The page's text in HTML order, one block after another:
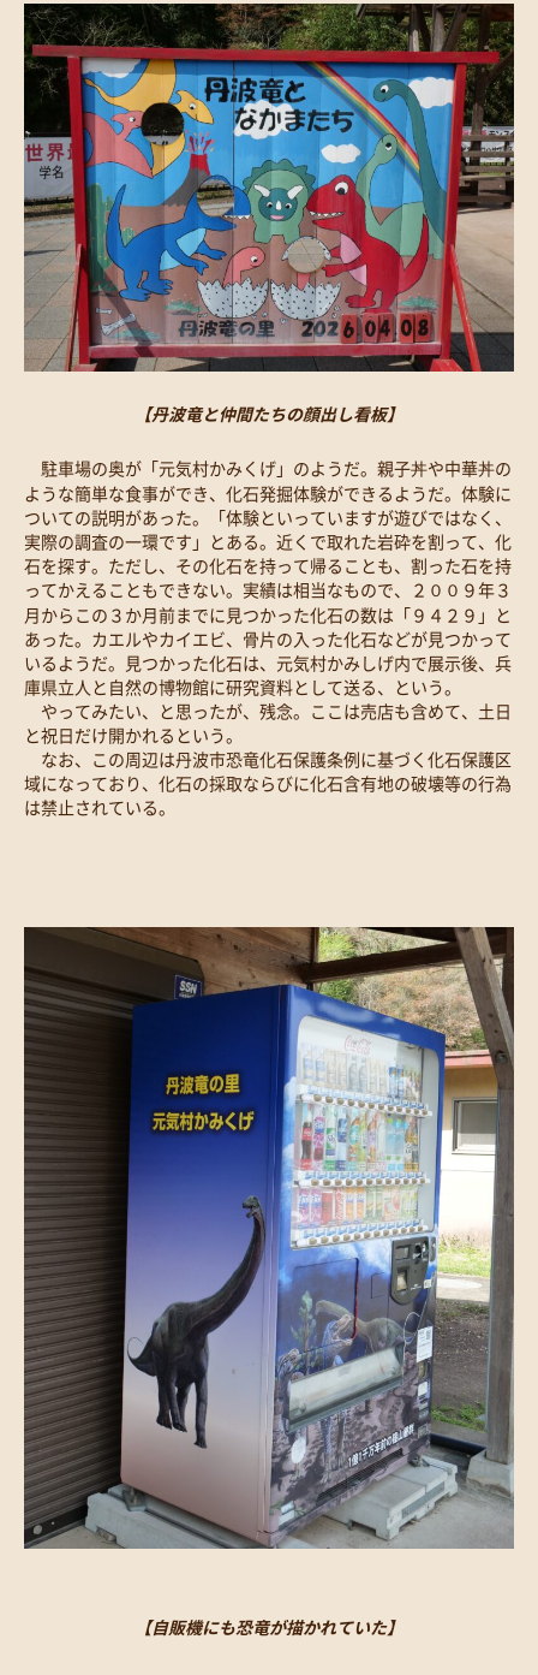
【丹波竜と仲間たちの顔出し看板】
駐車場の奥が「元気村かみくげ」のようだ。親子丼や中華丼の
ような簡単な食事ができ、化石発掘体験ができるようだ。体験に
ついての説明があった。「体験といっていますが遊びではなく、
実際の調査の一環です」とある。近くで取れた岩砕を割って、化
石を探す。ただし、その化石を持って帰ることも、割った石を持
ってかえることもできない。実績は相当なもので、２００９年３
月からこの３か月前までに見つかった化石の数は「９４２９」と
あった。カエルやカイエビ、骨片の入った化石などが見つかって
いるようだ。見つかった化石は、元気村かみしげ内で展示後、兵
庫県立人と自然の博物館に研究資料として送る、という。
やってみたい、と思ったが、残念。ここは売店も含めて、土日
と祝日だけ開かれるという。
なお、この周辺は丹波市恐竜化石保護条例に基づく化石保護区
域になっており、化石の採取ならびに化石含有地の破壊等の行為
は禁止されている。
【自販機にも恐竜が描かれていた】